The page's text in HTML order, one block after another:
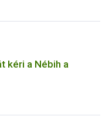
kéri a Nébih a